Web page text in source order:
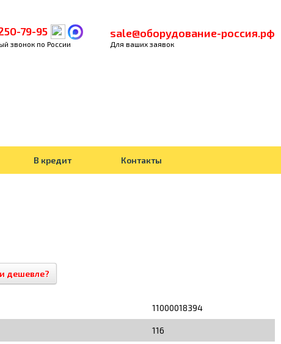
79-95
звонок по России
sale@оборудование-россия.рф
Для ваших заявок
В кредит Контакты
дешевле?
11000018394
116